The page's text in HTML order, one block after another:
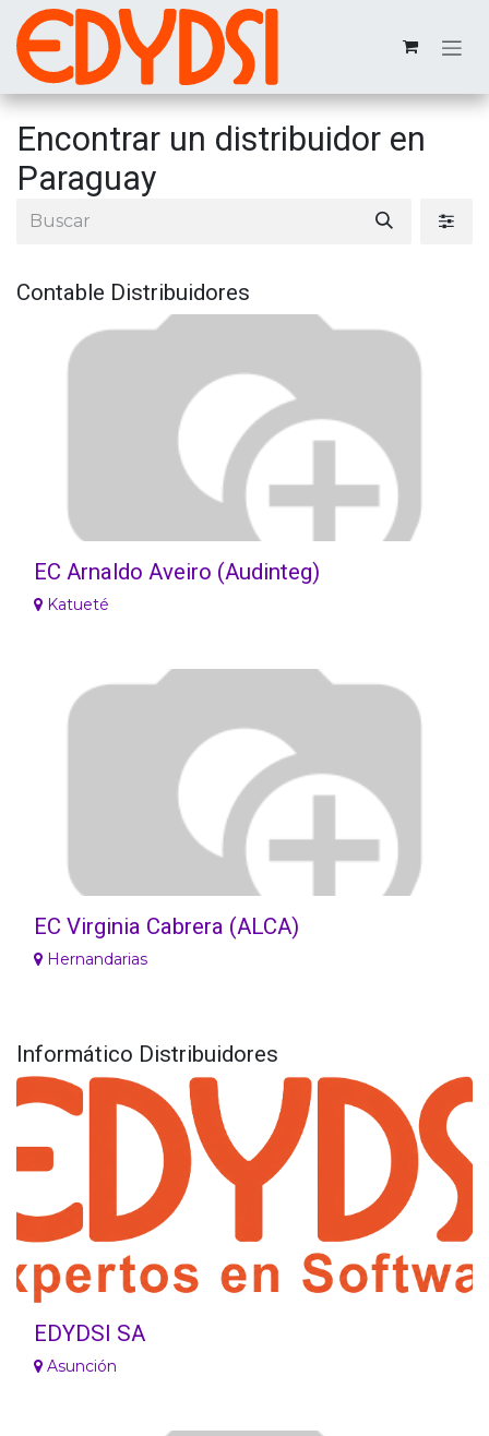
Ir al contenido
Encontrar un distribuidor en
Paraguay
Contable Distribuidores
EC Arnaldo Aveiro (Audinteg)
Katueté
EC Virginia Cabrera (ALCA)
Hernandarias
Informático Distribuidores
EDYDSI SA
Asunción